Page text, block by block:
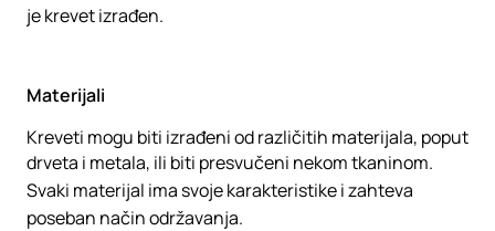
je krevet izrađen.
Materijali
Kreveti mogu biti izrađeni od različitih materijala, poput
drveta i metala, ili biti presvučeni nekom tkaninom.
Svaki materijal ima svoje karakteristike i zahteva
poseban način održavanja.